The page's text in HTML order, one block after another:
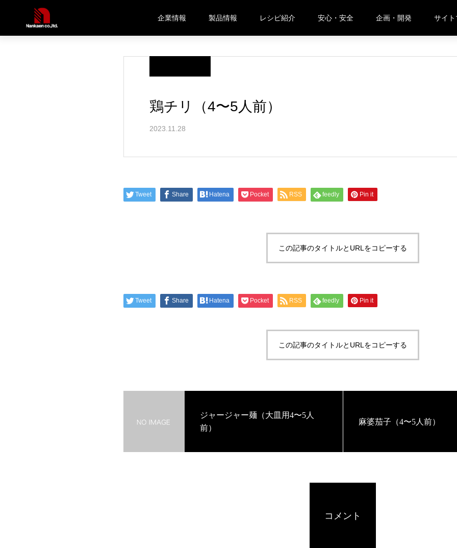
企業情報 製品情報 レシピ紹介 安心・安全 企画・開発 サイ
鶏チリ（4〜5人前）
2023.11.28
Tweet Share Hatena Pocket RSS feedly Pin it
この記事のタイトルとURLをコピーする
Tweet Share Hatena Pocket RSS feedly Pin it
この記事のタイトルとURLをコピーする
ジャージャー麺（大皿用4〜5人
前）
麻婆茄子（4〜5人前）
コメント